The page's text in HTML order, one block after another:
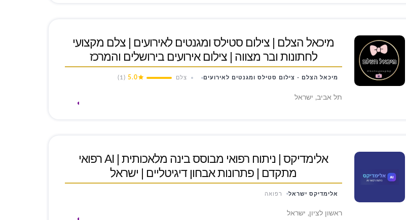
מיכאל הצלם | צילום סטילס ומגנטים לאירועים | צלם מקצועי
לחתונות ובר מצווה | צילום אירועים בירושלים והמרכז
מיכאל הצלם - צילום סטילס ומגנטים לאירועים צלם 5.0
(1)
תל אביב, ישראל
אלימדיקס | ניתוח רפואי מבוסס בינה מלאכותית | AI רפואי
מתקדם | פתרונות אבחון דיגיטליים | ישראל
אלימדיקס ישראל רפואה
ראשון לציון, ישראל